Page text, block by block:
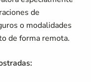
de
o modalidades
de forma remota.